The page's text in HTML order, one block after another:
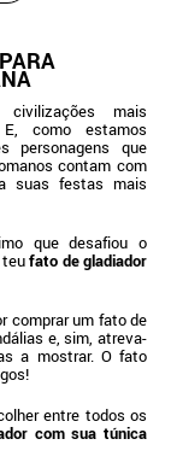
mais
como estamos
personagens que
contam com
suas festas mais
que desafiou o
teufato de gladiador
comprar um fato de
e, sim, atreva-
a mostrar. O fato
entre todos os
com sua túnica